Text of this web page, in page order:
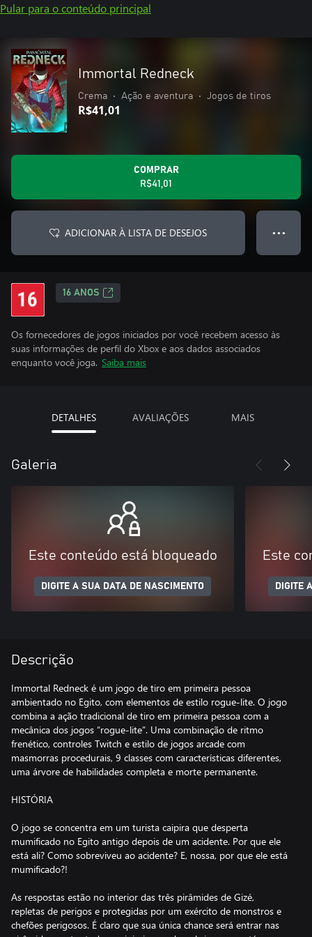
Pular para o conteúdo principal
Immortal Redneck
Crema • Ação e aventura • Jogos de tiros
R$41,01
COMPRAR
R$41,01
ADICIONAR À LISTA DE DESEJOS ● ● ●
16 ANOS
Os fornecedores de jogos iniciados por você recebem acesso às
suas informações de perfil do Xbox e aos dados associados
enquanto você joga. Saiba mais
DETALHES AVALIAÇÕES MAIS
Galeria
Este conteúdo está bloqueado
DIGITE A SUA DATA DE NASCIMENTO
Este
DIGITE
Descrição
Immortal Redneck é um jogo de tiro em primeira pessoa
ambientado no Egito, com elementos de estilo rogue-lite. O jogo
combina a ação tradicional de tiro em primeira pessoa com a
mecânica dos jogos “rogue-lite”. Uma combinação de ritmo
frenético, controles Twitch e estilo de jogos arcade com
masmorras procedurais, 9 classes com características diferentes,
uma árvore de habilidades completa e morte permanente.
HISTÓRIA
O jogo se concentra em um turista caipira que desperta
mumificado no Egito antigo depois de um acidente. Por que ele
está ali? Como sobreviveu ao acidente? E, nossa, por que ele está
mumificado?!
As respostas estão no interior das três pirâmides de Gizé,
repletas de perigos e protegidas por um exército de monstros e
chefões perigosos. É claro que sua única chance será entrar nas